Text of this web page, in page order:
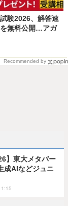
験2026、解答速
無料公開…アガ
Recommended by
】東大メタバー
成AIなどジュニ